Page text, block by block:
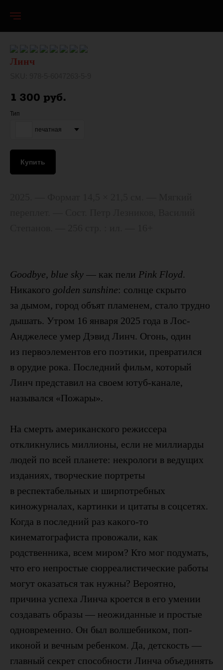
Линч
1 300 руб.
Тип
печатная
Купить
Goodbye, blue sky — как пели Pink Floyd.
Никакого golden sunshine: солнце скрыто
за дымом, город объят пламенем, стало трудно
дышать. Утром 16 января 2025 года в Лос-
Анджелесе умер Дэвид Линч. Огонь, один
из первоэлементов его поэтики, превратился
в орудие рока. Последний фильм, который
Линч представил на своем ютуб-канале,
назывался «Пожары».
На смерть американского режиссера
откликнулись миллионы, если не миллиарды
людей по всей планете: некрологи в ведущих
изданиях, творческие портреты
в респектабельных и ширпотребных
киножурналах, картинки и цитаты в соцсетях.
Когда в последний раз какого-то
кинематографиста провожали, как
родственника, всем миром? Кто мог подумать,
что его непростые сюрреалистические работы
могут оказаться так нужны? Вероятно,
причина успеха Линча кроется в его умении
создавать образы — неожиданные и простые
одновременно. Он был волшебником, поп-
иконой и вечным ребенком. Да, детскость —
главный секрет способности Линча объединять